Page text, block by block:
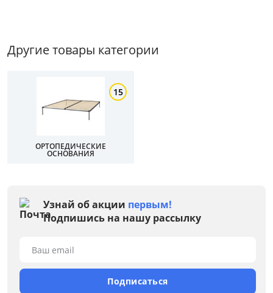
Бежевый
Серый
Ширина, см
от
Другие товары категории
15
ОРТОПЕДИЧЕСКИЕ
ОСНОВАНИЯ
Узнай об акции первым!
Подпишись на нашу рассылку
Ваш email
Подписаться